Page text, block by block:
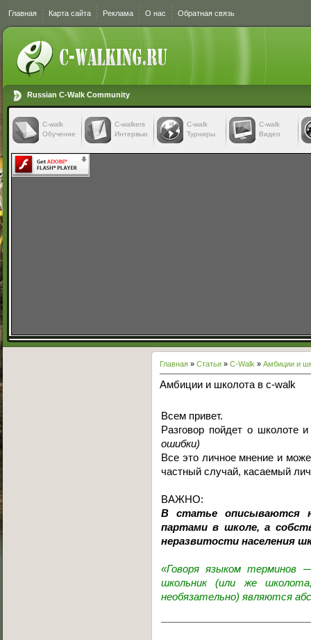
Главная Карта сайта Реклама О нас Обратная связь
Russian C-Walk Community
C-walk
Обучение
C-walkers
Интервью
С-walk
Турниры
С-walk
Видео
Главная » Статьи » C-Walk » Амбиции и
Амбиции и школота в c-walk
Всем привет.
Разговор пойдет о школоте
ошибки)
Все это личное мнение и
частный случай, касаемый
ВАЖНО:
В статье описываются
партами в школе, а
неразвитости населения
«Говоря языком терминов
школьник (или же
необязательно) являются